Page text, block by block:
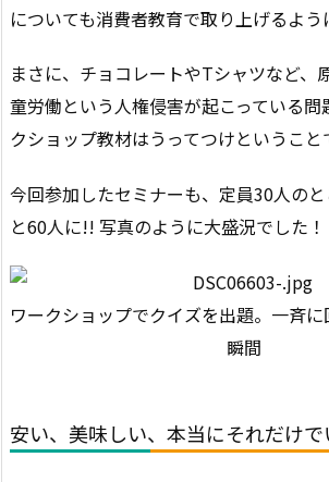
についても消費者教育で取り上げるよう
まさに、チョコレートやTシャツなど、
童労働という人権侵害が起こっている問
クショップ教材はうってつけということ
今回参加したセミナーも、定員30人の
と60人に!! 写真のように大盛況でした！
ワークショップでクイズを出題。一斉
瞬間
安い、美味しい、本当にそれだけで